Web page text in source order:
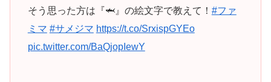
そう思った方は『🦈』の絵文字で教えて！ #ファ
ミマ #サメジマ https://t.co/SrxispGYEo
pic.twitter.com/BaQjopIewY